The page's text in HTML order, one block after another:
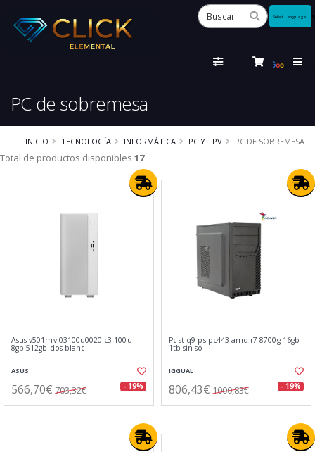
PC de sobremesa
INICIO TECNOLOGÍA INFORMÁTICA PC Y TPV PC DE SOBREMESA
Total de productos disponibles 17
Asus v501mv-03100u0020 c3-100u
8gb 512gb dos blanc
ASUS
566,70€ 703,32€ - 19%
Pc st q9 psipc443 amd r7-8700g 16gb
1tb sin so
IGGUAL
806,43€ 1000,83€ - 19%